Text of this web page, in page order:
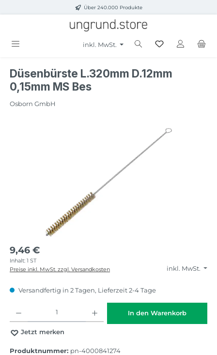
Zum Hauptinhalt springenÜber 240.000 Produkte
inkl. MwSt.
Düsenbürste L.320mm D.12mm
0,15mm MS Bes
Osborn GmbH
9,46 €
Inhalt: 1 ST
inkl. MwSt.
Preise inkl. MwSt. zzgl. Versandkosten
Versandfertig in 2 Tagen, Lieferzeit 2-4 Tage
In den Warenkorb
Jetzt merken
Produktnummer: pn-4000841274